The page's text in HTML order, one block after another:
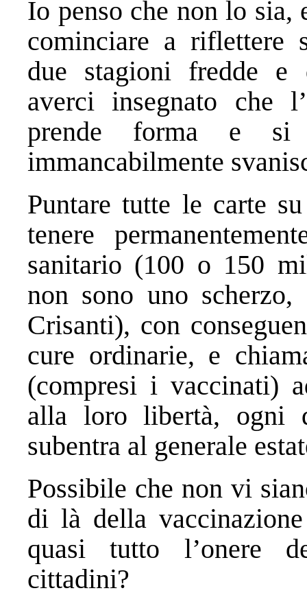
Io penso che non lo sia,
cominciare a riflettere
due stagioni fredde e
averci insegnato che
prende forma e si
immancabilmente
Puntare tutte le carte
tenere
sanitario (100 o 150
non sono uno
Crisanti), con
cure ordinarie, e
(compresi i vaccinati)
alla loro libertà, ogni
subentra al generale
Possibile che non vi
di là della
quasi tutto l’onere
cittadini?